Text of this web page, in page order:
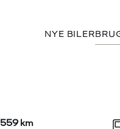
NYE BILER
559 km